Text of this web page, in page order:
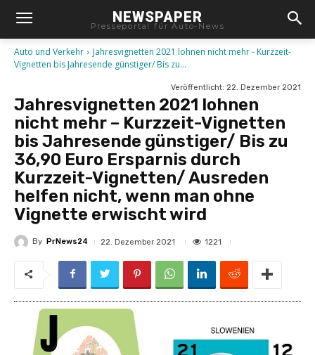
NEWSPAPER
Presseportal für Auto-News
Auto und Verkehr
Jahresvignetten 2021 lohnen nicht mehr - Kurzzeit-
Vignetten bis Jahresende günstiger/ Bis zu...
Veröffentlicht: 22. Dezember 2021
Jahresvignetten 2021 lohnen
nicht mehr – Kurzzeit-Vignetten
bis Jahresende günstiger/ Bis zu
36,90 Euro Ersparnis durch
Kurzzeit-Vignetten/ Ausreden
helfen nicht, wenn man ohne
Vignette erwischt wird
By PrNews24 22. Dezember 2021 1221